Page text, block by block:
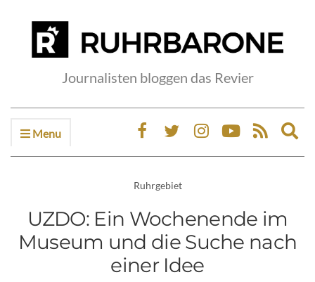
Journalisten bloggen das Revier
Menu
Ruhrgebiet
UZDO: Ein Wochenende im
Museum und die Suche nach
einer Idee